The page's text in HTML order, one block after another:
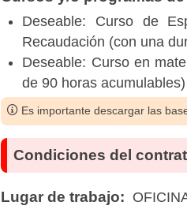
Deseable: Curso de
Recaudación (con una
Deseable: Curso en
de 90 horas
Es importante descargar las
Condiciones del
Lugar de trabajo: